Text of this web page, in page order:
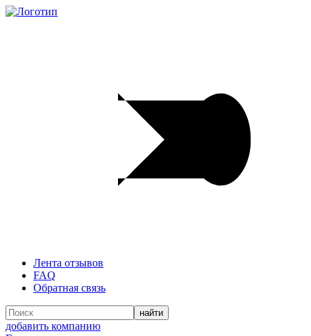
Лента отзывов
FAQ
Обратная связь
добавить компанию